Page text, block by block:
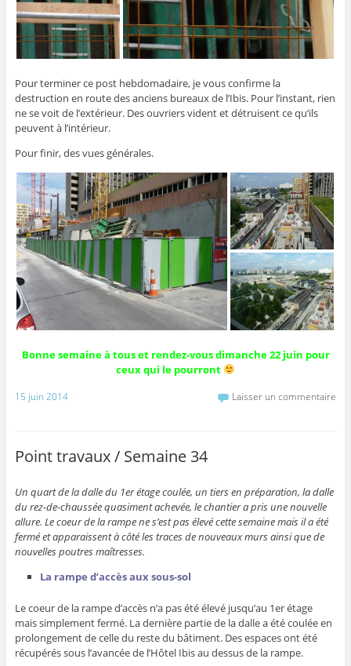
Pour terminer ce post hebdomadaire, je vous confirme la
destruction en route des anciens bureaux de l’Ibis. Pour l’instant, rien
ne se voit de l’extérieur. Des ouvriers vident et détruisent ce qu’ils
peuvent à l’intérieur.
Pour finir, des vues générales.
Bonne semaine à tous et rendez-vous dimanche 22 juin pour
ceux qui le pourront
15 juin 2014 Laisser un commentaire
Point travaux / Semaine 34
Un quart de la dalle du 1er étage coulée, un tiers en préparation, la dalle
du rez-de-chaussée quasiment achevée, le chantier a pris une nouvelle
allure. Le coeur de la rampe ne s’est pas élevé cette semaine mais il a été
fermé et apparaissent à côté les traces de nouveaux murs ainsi que de
nouvelles poutres maîtresses.
La rampe d’accès aux sous-sol
Le coeur de la rampe d’accès n’a pas été élevé jusqu’au 1er étage
mais simplement fermé. La dernière partie de la dalle a été coulée en
prolongement de celle du reste du bâtiment. Des espaces ont été
récupérés sous l’avancée de l’Hôtel Ibis au dessus de la rampe.